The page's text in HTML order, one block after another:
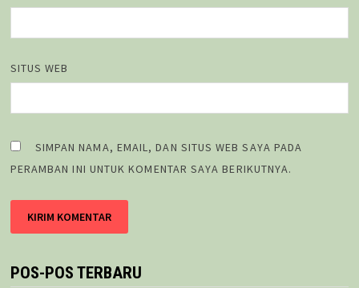
SITUS WEB
SIMPAN NAMA, EMAIL, DAN SITUS WEB SAYA PADA
PERAMBAN INI UNTUK KOMENTAR SAYA BERIKUTNYA.
POS-POS TERBARU